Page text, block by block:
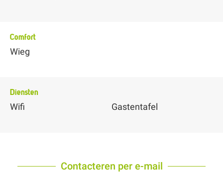
Comfort
Wieg
Diensten
Wifi Gastentafel
Contacteren per e-mail